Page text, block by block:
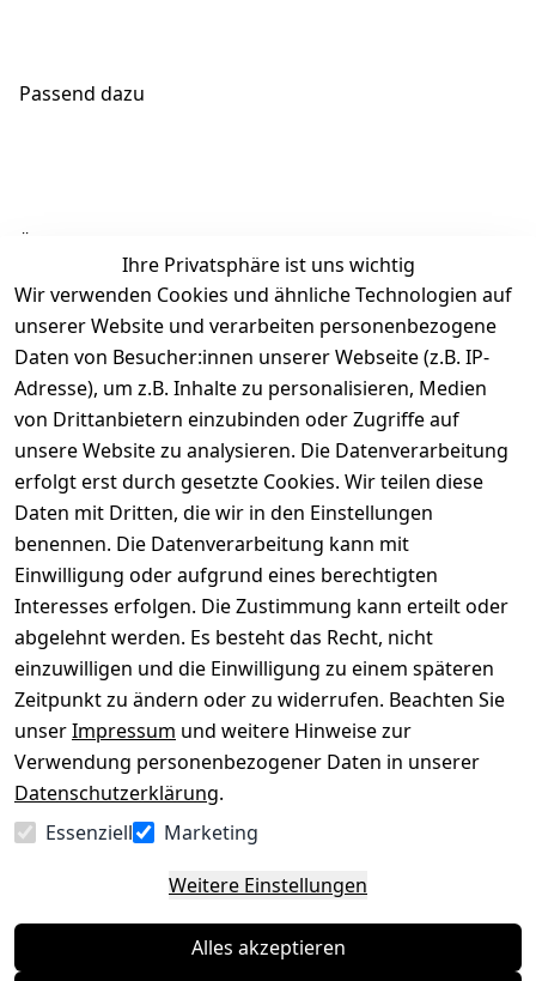
Passend dazu
Ähnliche Produkte
Ihre Privatsphäre ist uns wichtig
Wir verwenden Cookies und ähnliche Technologien auf
unserer Website und verarbeiten personenbezogene
Daten von Besucher:innen unserer Webseite (z.B. IP-
Adresse), um z.B. Inhalte zu personalisieren, Medien
von Drittanbietern einzubinden oder Zugriffe auf
unsere Website zu analysieren. Die Datenverarbeitung
erfolgt erst durch gesetzte Cookies. Wir teilen diese
Daten mit Dritten, die wir in den Einstellungen
benennen. Die Datenverarbeitung kann mit
Einwilligung oder aufgrund eines berechtigten
Interesses erfolgen. Die Zustimmung kann erteilt oder
abgelehnt werden. Es besteht das Recht, nicht
einzuwilligen und die Einwilligung zu einem späteren
Zeitpunkt zu ändern oder zu widerrufen. Beachten Sie
unserImpressum und weitere Hinweise zur
Verwendung personenbezogener Daten in unserer
Datenschutzerklärung.
Essenziell
Marketing
Weitere Einstellungen
Alles akzeptieren
Rechtliches
AGB
Impressum
Datenschutze
rklärung
Barrierefreihe
itserklärung
Widerrufsrec
ht
Über uns
Kontakt
Registrieren
Kataloge zum
Download
Pflege &
Kundendienst
Kiefermöbel
Hilfe
Wir
versenden
mit
Zahle
bequem per
Vertrag
widerrufen